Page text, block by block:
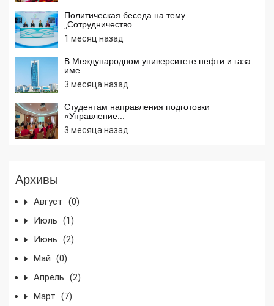
Политическая беседа на тему
„Сотрудничество...
1 месяц назад
В Международном университете нефти и газа
име...
3 месяца назад
Студентам направления подготовки
«Управление...
3 месяца назад
Архивы
Август (0)
Июль (1)
Июнь (2)
Май (0)
Апрель (2)
Март (7)